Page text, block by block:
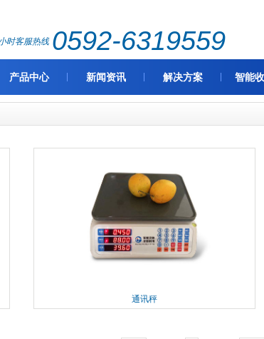
时客服热线 0592-6319559
产品中心 新闻资讯 解决方案 智能
通讯秤